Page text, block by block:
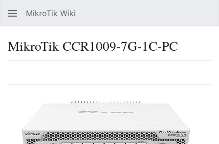
MikroTik Wiki
MikroTik CCR1009-7G-1C-PC